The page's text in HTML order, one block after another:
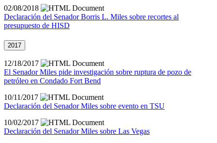
02/08/2018
Declaración del Senador Borris L. Miles sobre recortes al
presupuesto de HISD
2017
12/18/2017
El Senador Miles pide investigación sobre ruptura de pozo de
petróleo en Condado Fort Bend
10/11/2017
Declaración del Senador Miles sobre evento en TSU
10/02/2017
Declaración del Senador Miles sobre Las Vegas